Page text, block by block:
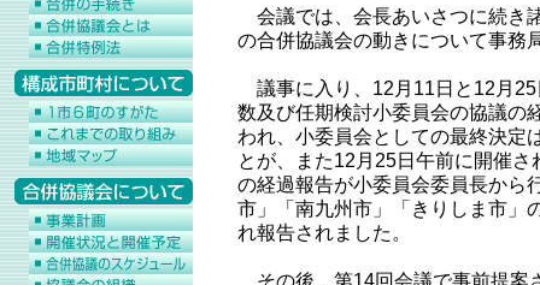
会議では、会長あいさつに続き
の合併協議会の動きについて事務
議事に入り、12月11日と12月
数及び任期検討小委員会の協議の
われ、小委員会としての最終決定
とが、また12月25日午前に開催
の経過報告が小委員会委員長から
市」「南九州市」「きりしま市」
れ報告されました。
その後、第14回会議で事前提案